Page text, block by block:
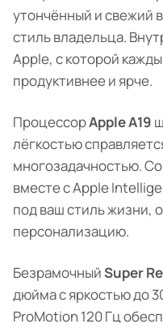
утончённый и свежий
стиль владельца.
Apple, с которой
продуктивнее и ярче.
ПроцессорApple A19
лёгкостью
многозадачностью.
вместе с Apple
под ваш стиль жизни,
персонализацию.
БезрамочныйSuper
дюйма с яркостью до
ProMotion 120 Гц